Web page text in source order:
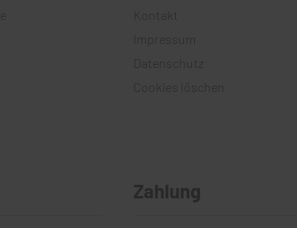
Kontakt
Impressum
Datenschutz
Cookies löschen
Zahlung